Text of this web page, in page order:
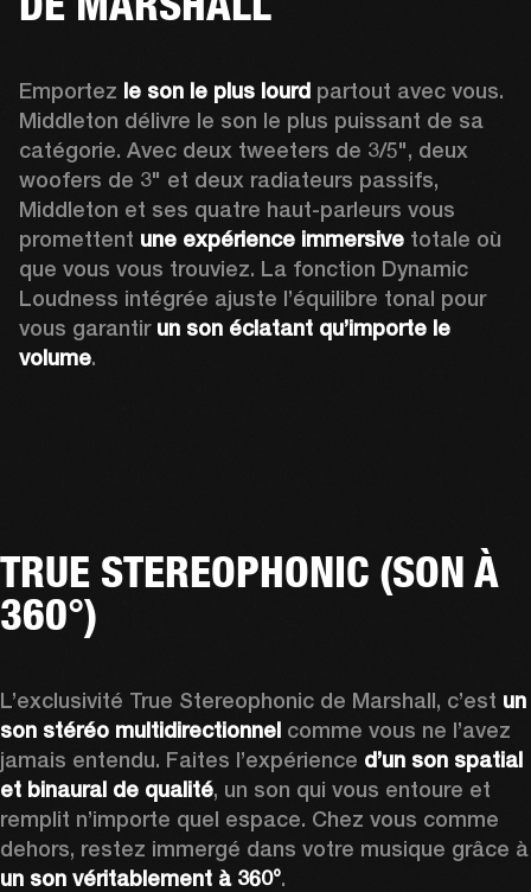
Emportez le son le plus lourd partout avec vous.
Middleton délivre le son le plus puissant de sa
catégorie. Avec deux tweeters de 3/5", deux
woofers de 3" et deux radiateurs passifs,
Middleton et ses quatre haut-parleurs vous
promettent une expérience immersive totale où
que vous vous trouviez. La fonction Dynamic
Loudness intégrée ajuste l’équilibre tonal pour
vous garantir un son éclatant qu’importe le
volume.
TRUE STEREOPHONIC (SON À
360°)
L’exclusivité True Stereophonic de Marshall, c’est un
son stéréo multidirectionnel comme vous ne l’avez
jamais entendu. Faites l’expérience d’un son spatial
et binaural de qualité, un son qui vous entoure et
remplit n’importe quel espace. Chez vous comme
un son véritablement à 360°.